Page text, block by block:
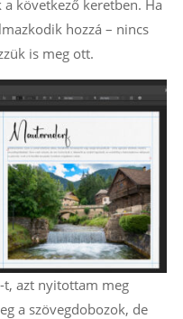
következő keretben. Ha
hozzá – nincs
is meg ott.
azt nyitottam meg
a szövegdobozok, de